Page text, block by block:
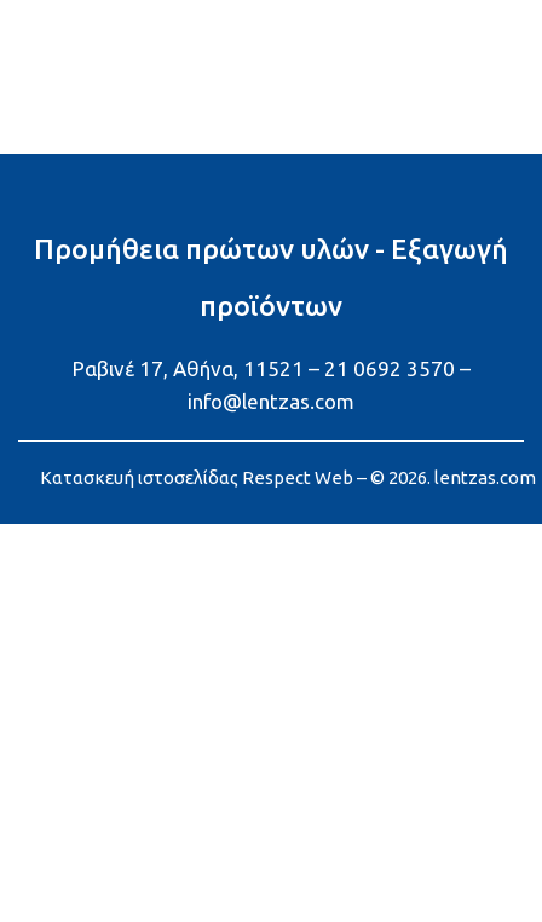
Προμήθεια πρώτων υλών - Εξαγωγή
προϊόντων
Ραβινέ 17, Αθήνα, 11521 – 21 0692 3570 –
info@lentzas.com
Κατασκευή ιστοσελίδας Respect Web – © 2026. lentzas.com